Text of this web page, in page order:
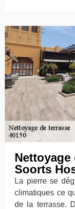
Nettoyage
Soorts
La pierre se
climatiques ce
de la terrasse.